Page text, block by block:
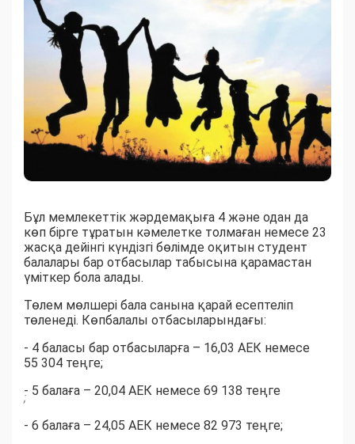
Бұл мемлекеттік жәрдемақыға 4 және одан да
көп бірге тұратын кәмелетке толмаған немесе 23
жасқа дейінгі күндізгі бөлімде оқитын студент
балалары бар отбасылар табысына қарамастан
үміткер бола алады.
Төлем мөлшері бала санына қарай есептеліп
төленеді. Көпбалалы отбасыларындағы:
- 4 баласы бар отбасыларға – 16,03 АЕК немесе
55 304 теңге;
- 5 балаға – 20,04 АЕК немесе 69 138 теңге
;
- 6 балаға – 24,05 АЕК немесе 82 973 теңге;